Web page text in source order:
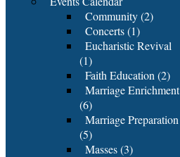
Community (2)
Concerts (1)
Eucharistic Revival
(1)
Faith Education (2)
Marriage Enrichment
(6)
Marriage Preparation
(5)
Masses (3)